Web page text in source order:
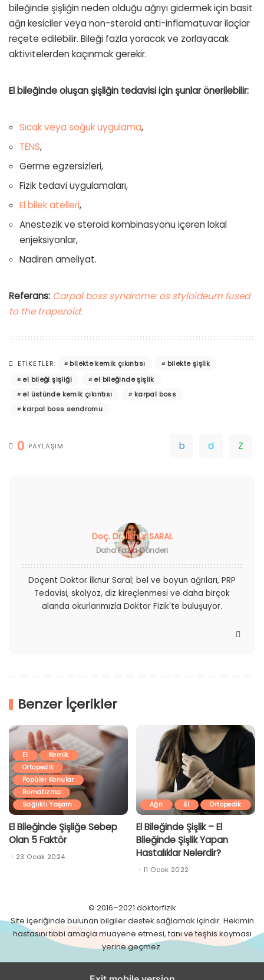
bileğinde şişliğin neden olduğu ağrıyı gidermek için basit
ağrı kesiciler veya non-steroid anti-inflamatuvar ilaçlar
reçete edilebilir. Bileği fazla yoracak ve zorlayacak
aktivitelerden kaçınmak gerekir.
El bileğinde oluşan şişliğin tedavisi için şunlar önerilebilir:
Sıcak veya soğuk uygulama,
TENS,
Germe egzersizleri,
Fizik tedavi uygulamaları,
El bilek atelleri,
Anestezik ve steroid kombinasyonu içeren lokal
enjeksiyonlar,
Nadiren ameliyat.
Referans: Carpal boss syndrome: os styloideum fused
to the trapezoid.
ETIKETLER: bilekte kemik çıkıntısı
bilekte şişlik
el bileği şişliği
el bileğinde şişlik
el üstünde kemik çıkıntısı
karpal boss
karpal boss sendromu
0 PAYLAŞIM
Doç. Dr. İlknur SARAL
Daha Fazla Gönderi
Doçent Doktor İlknur Saral; bel ve boyun ağrıları, PRP
Tedavisi, skolyoz, diz kireçlenmesi ve daha birçok
alanda okurlarımızla Doktor Fizik'te buluşuyor.
Benzer İçerikler
El
Kemik
Ortopedik
Popüler Konular
Romatizma
Sağlıklı Yaşam
El Bileğinde Şişliğe Sebep
Olan 5 Faktör
23 Ocak 2024
Ağrı El Ortopedik
El Bileğinde Şişlik – El
Bileğinde Şişlik Yapan
Hastalıklar Nelerdir?
11 Ocak 2022
© 2016–2021 doktorfizik
Site içeriğinde bulunan bilgiler destek sağlamak içindir. Hekimin
hastasını tıbbi amaçla muayene etmesi, tanı ve teşhis koyması
yerine geçmez.